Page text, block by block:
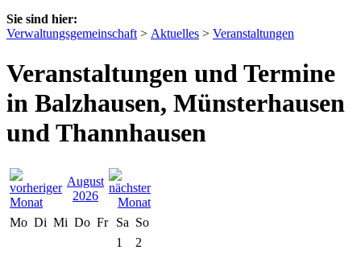
Sie sind hier:
Verwaltungsgemeinschaft > Aktuelles > Veranstaltungen
Veranstaltungen und Termine
in Balzhausen, Münsterhausen
und Thannhausen
August
2026
Mo Di Mi Do Fr Sa So
1
2